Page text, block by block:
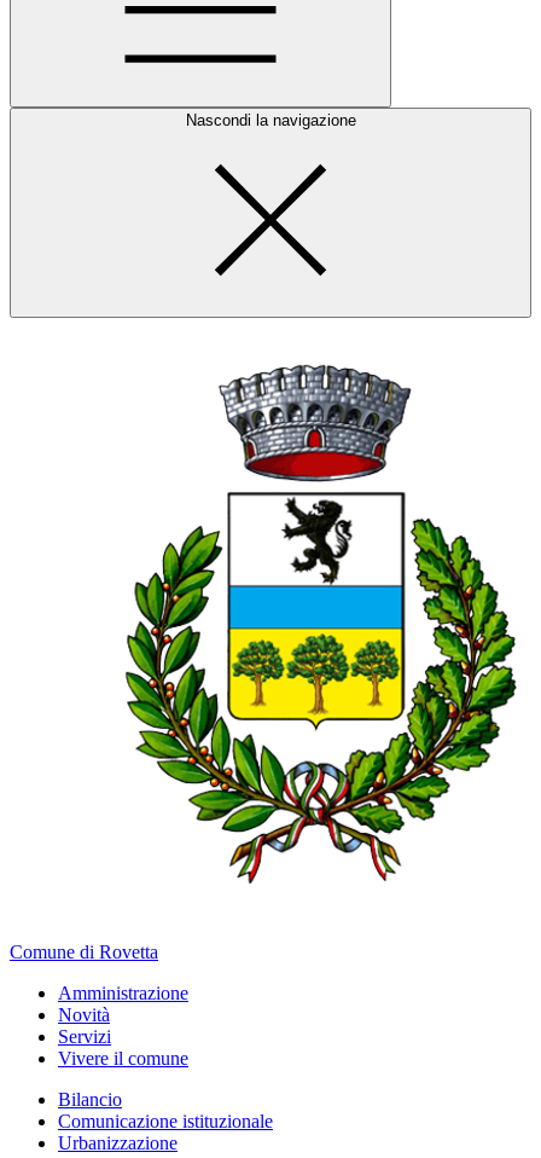
Nascondi la navigazione
Comune di Rovetta
Amministrazione
Novità
Servizi
Vivere il comune
Bilancio
Comunicazione istituzionale
Urbanizzazione